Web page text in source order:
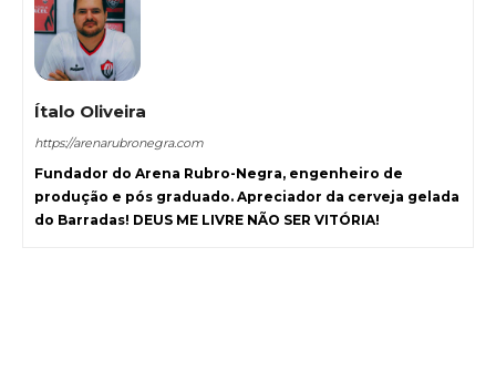
Ítalo Oliveira
https://arenarubronegra.com
Fundador do Arena Rubro-Negra, engenheiro de
produção e pós graduado. Apreciador da cerveja gelada
do Barradas! DEUS ME LIVRE NÃO SER VITÓRIA!